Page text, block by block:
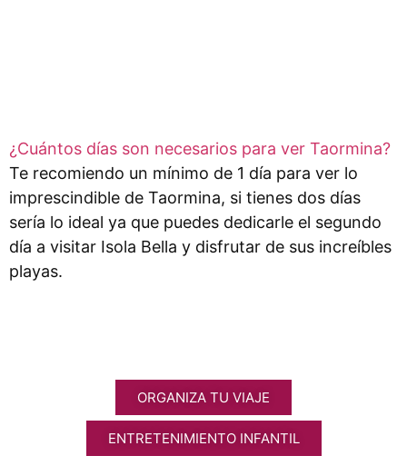
¿Cuántos días son necesarios para ver Taormina?
Te recomiendo un mínimo de 1 día para ver lo
imprescindible de Taormina, si tienes dos días
sería lo ideal ya que puedes dedicarle el segundo
día a visitar Isola Bella y disfrutar de sus increíbles
playas.
ORGANIZA TU VIAJE
ENTRETENIMIENTO INFANTIL